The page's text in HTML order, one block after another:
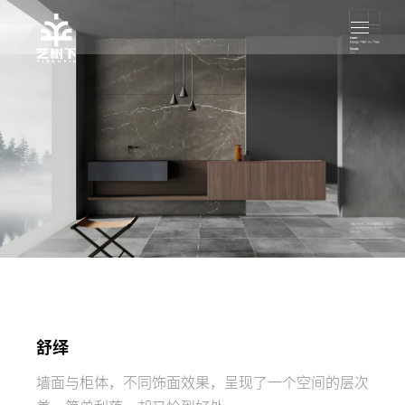
舒绎
墙面与柜体，不同饰面效果，呈现了一个空间的层次